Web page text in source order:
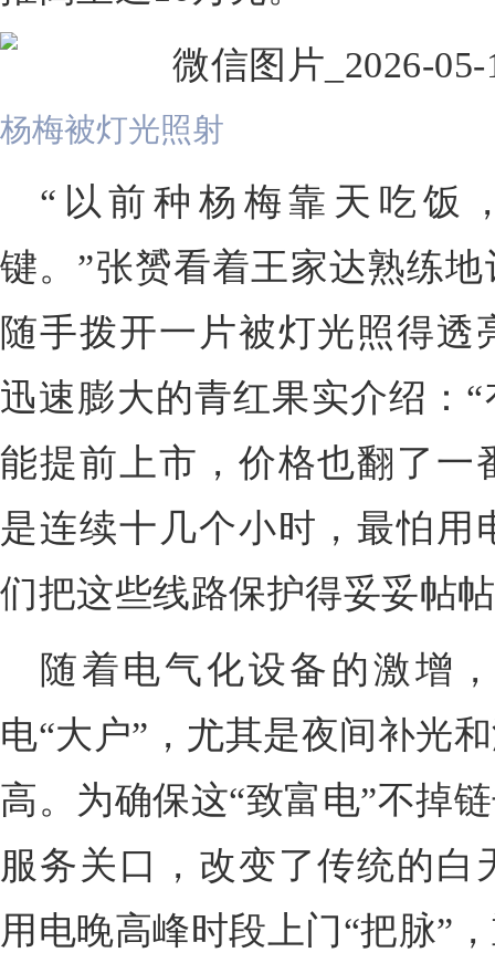
杨梅被灯光照射
“以前种杨梅靠天吃饭
键。”张赟看着王家达熟练
随手拨开一片被灯光照得
迅速膨大的青红果实介绍：
能提前上市，价格也翻了一
是连续十几个小时，最怕用
们把这些线路保护得妥妥帖
随着电气化设备的激增
电“大户”，尤其是夜间补光
高。为确保这“致富电”不掉
服务关口，改变了传统的
用电晚高峰时段上门“把脉”